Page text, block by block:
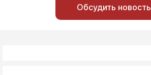
Обсудить новость